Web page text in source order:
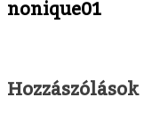
nonique01
Hozzászólások